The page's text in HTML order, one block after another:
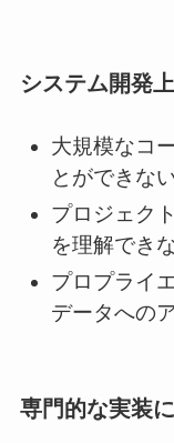
システム開発
大規模なコ
とができな
プロジェク
を理解でき
プロプライ
データへの
専門的な実装